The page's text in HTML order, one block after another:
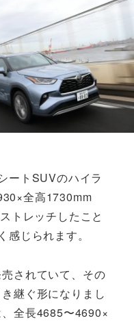
ートSUVのハイラ
全高1730mm
トレッチしたこと
じられます。
されていて、その
継ぐ形になりまし
全長4685〜4690×